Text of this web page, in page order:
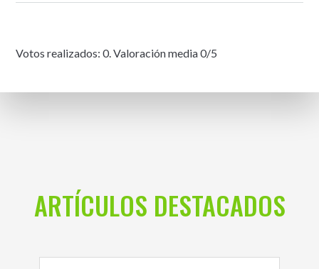
Votos realizados:0. Valoración media0/5
ARTÍCULOS DESTACADOS